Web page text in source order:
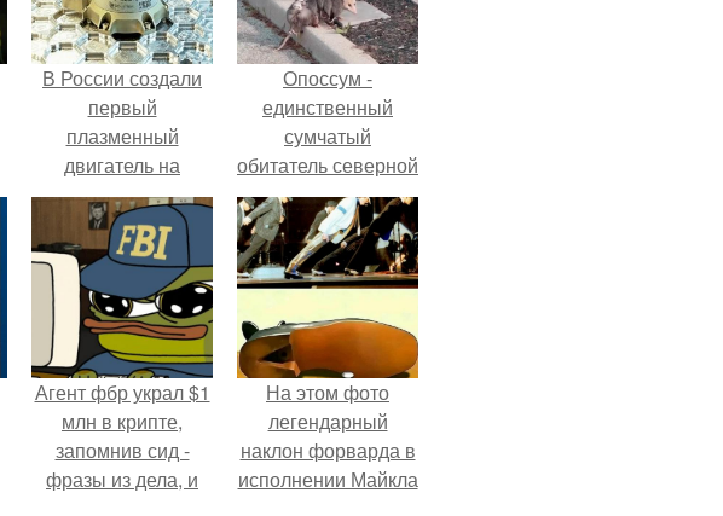
В России создали
первый
плазменный
двигатель на
криптоне.
Опоссум -
единственный
сумчатый
обитатель северной
америки.
Агент фбр украл $1
млн в крипте,
запомнив сид -
фразы из дела, и
На этом фото
легендарный
наклон форварда в
исполнении Майкла